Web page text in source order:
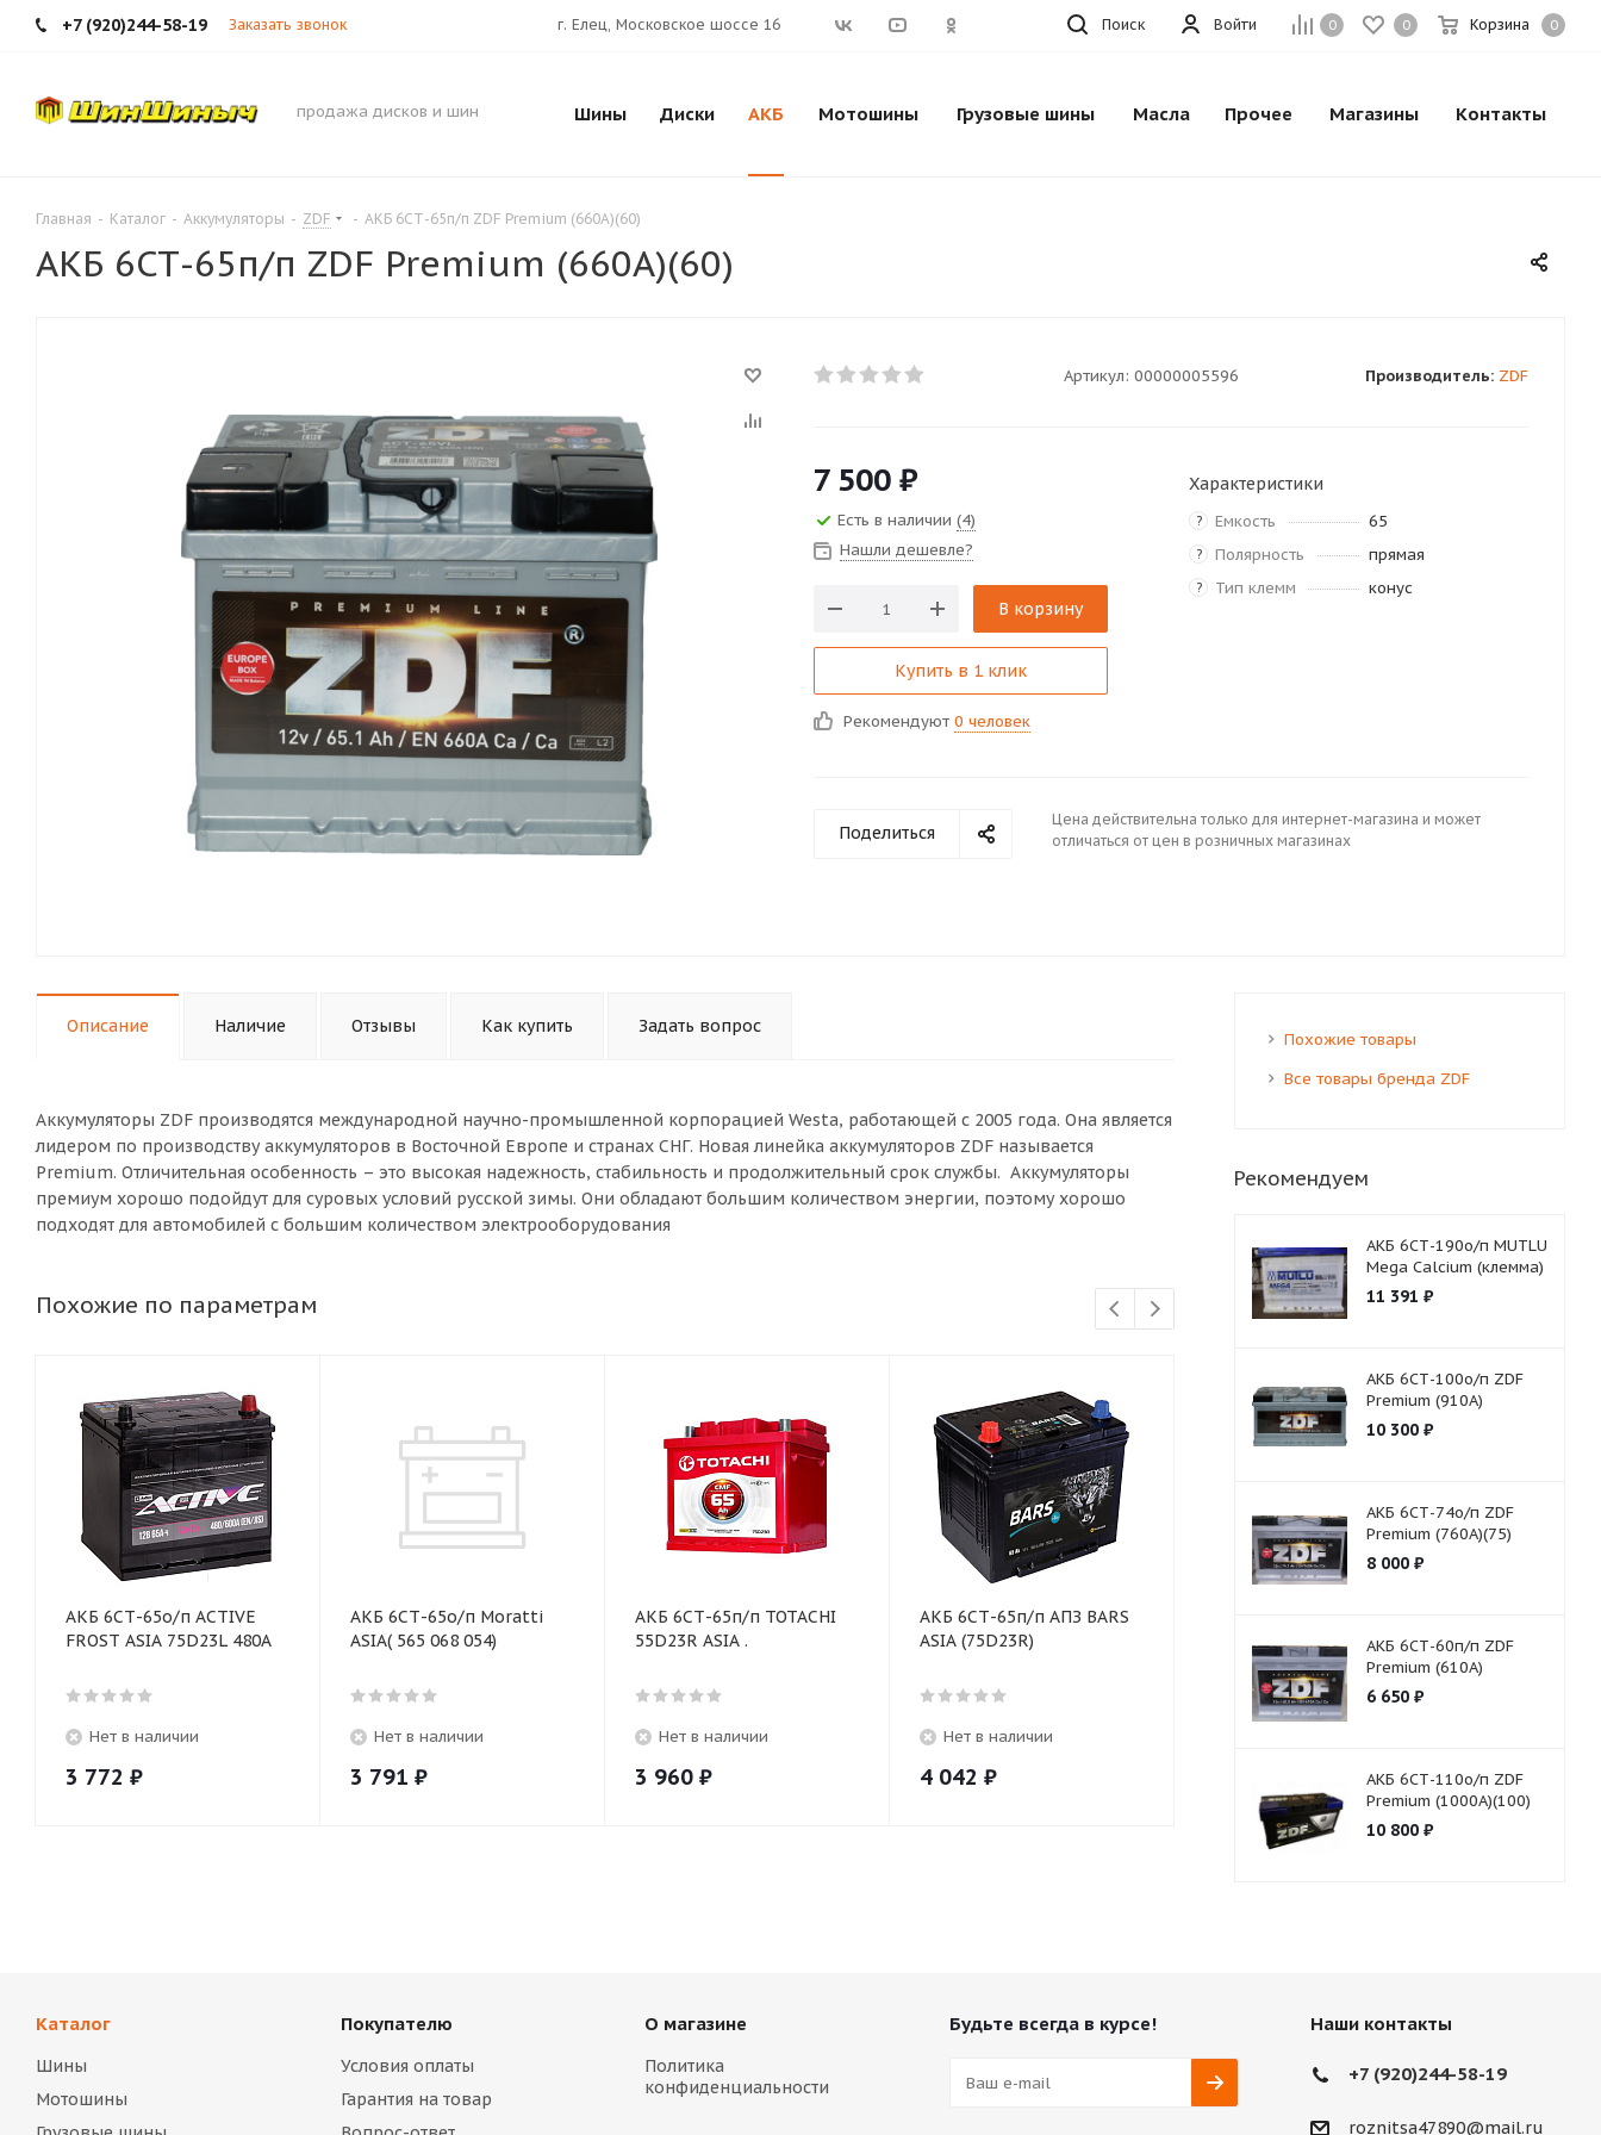
+7 (920)244-58-19 Заказать звонок 0 0 Корзина 0
Войти
г. Елец, Московское шоссе 16 Поиск
продажа дисков и шин Шины Диски АКБ Мотошины Грузовые шины Масла Прочее Магазины Контакты
Главная - Каталог - Аккумуляторы - ZDF - АКБ 6СТ-65п/п ZDF Premium (660A)(60)
АКБ 6СТ-65п/п ZDF Premium (660A)(60)
Артикул: 00000005596 Производитель: ZDF
7 500 ₽
Есть в наличии (4)
Нашли дешевле?
В корзину
Купить в 1 клик
Рекомендуют 0 человек
Характеристики
? Емкость 65
? Полярность прямая
? Тип клемм конус
Поделиться
Цена действительна только для интернет-магазина и может
отличаться от цен в розничных магазинах
Описание Наличие Отзывы Как купить Задать вопрос
Аккумуляторы ZDF производятся международной научно-промышленной корпорацией Westa, работающей с 2005 года. Она является
лидером по производству аккумуляторов в Восточной Европе и странах СНГ. Новая линейка аккумуляторов ZDF называется
Premium. Отличительная особенность – это высокая надежность, стабильность и продолжительный срок службы. Аккумуляторы
премиум хорошо подойдут для суровых условий русской зимы. Они обладают большим количеством энергии, поэтому хорошо
подходят для автомобилей с большим количеством электрооборудования
Похожие по параметрам
АКБ 6СТ-65о/п ACTIVE
FROST ASIA 75D23L 480A
Нет в наличии
3 772 ₽
АКБ 6СТ-65о/п Moratti
ASIA( 565 068 054)
Нет в наличии
3 791 ₽
АКБ 6СТ-65п/п TOTACHI
55D23R ASIA .
Нет в наличии
3 960 ₽
АКБ 6СТ-65п/п АПЗ BARS
ASIA (75D23R)
Нет в наличии
4 042 ₽
GOLD (B01) 70D23L ASIA
4 530
Похожие товары
Все товары бренда ZDF
Рекомендуем
АКБ 6СТ-190о/п MUTLU
Mega Calcium (клемма)
11 391 ₽
АКБ 6СТ-100о/п ZDF
Premium (910A)
10 300₽
АКБ 6СТ-74о/п ZDF
Premium (760A)(75)
8 000₽
АКБ 6СТ-60п/п ZDF
Premium (610A)
6 650₽
АКБ 6СТ-110о/п ZDF
Premium (1000A)(100)
10 800₽
Каталог
Шины
Мотошины
Покупателю
Условия оплаты
Гарантия на товар
О магазине
Политика
конфиденциальности
Будьте всегда в курсе! Наши контакты
+7 (920)244-58-19
roznitsa47890@mail.ru